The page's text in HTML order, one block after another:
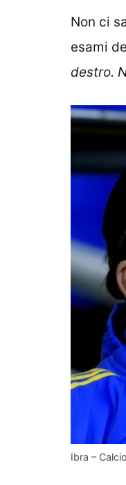
Non ci
esami
destro.
Ibra –